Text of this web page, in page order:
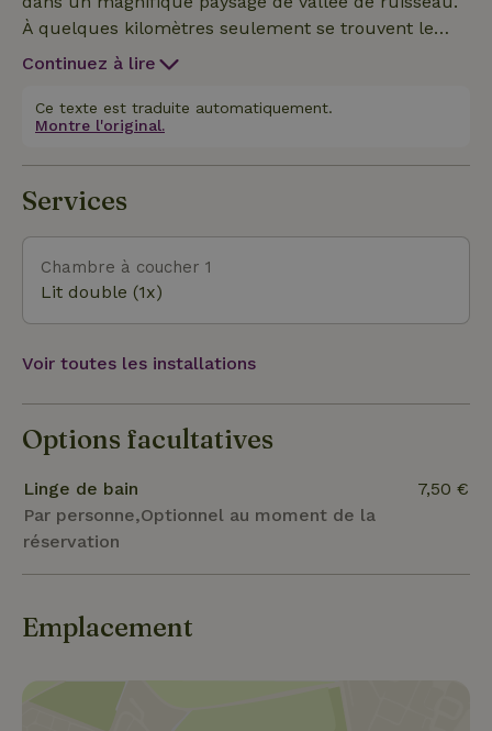
À quelques kilomètres seulement se trouvent le
Camp Westerbork, le village Blues Grolloo, le village
Drouwen, Drents Museum Assen, Rolde, Nije
Hemelriek Gasselte, le circuit TT Assen, Gieten et le
Hunebedcentrum Borger, Wildlands Emmen.
Continuez à lire
Ce texte est traduite automatiquement.
Montre l'original.
Services
Chambre à coucher 1
Lit double (1x)
Voir toutes les installations
Options facultatives
Linge de bain
Par personne,Optionnel au moment de la
réservation
7,50 €
Emplacement